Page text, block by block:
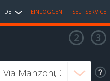
DE EINLOGGEN SELF SERVICE